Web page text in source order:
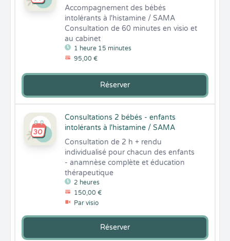
1 heure 15 minutes
95,00 €
Accompagnement des bébés
intolérants à l'histamine / SAMA
Consultation de 60 minutes en visio et
au cabinet
Réserver
Consultations 2 bébés - enfants
intolérants à l'histamine / SAMA
2 heures
150,00 €
Par visio
Consultation de 2 h + rendu
individualisé pour chacun des enfants
- anamnèse complète et éducation
thérapeutique
Réserver